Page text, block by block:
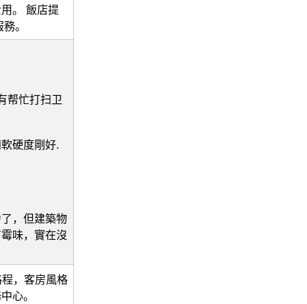
。 飯店提
。
帮忙打扫卫
硬度剛好.
，但建築物
味，實在沒
，客房風格
心。